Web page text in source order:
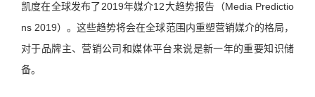
凯度在全球发布了2019年媒介12大趋势报告（Media Predictio
ns 2019）。这些趋势将会在全球范围内重塑营销媒介的格局，
对于品牌主、营销公司和媒体平台来说是新一年的重要知识储
备。